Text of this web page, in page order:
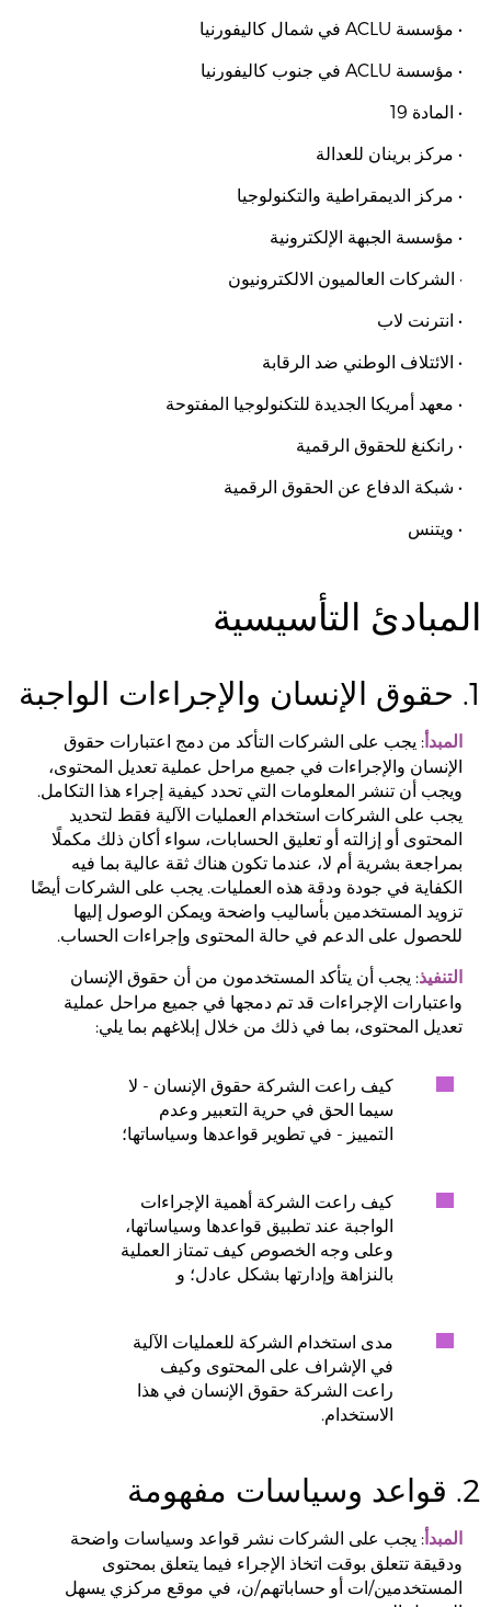
• مؤسسة ACLU في شمال كاليفورنيا
• مؤسسة ACLU في جنوب كاليفورنيا
• المادة 19
• مركز برينان للعدالة
• مركز الديمقراطية والتكنولوجيا
• مؤسسة الجبهة الإلكترونية
· الشركات العالميون الالكترونيون
• انترنت لاب
• الائتلاف الوطني ضد الرقابة
• معهد أمريكا الجديدة للتكنولوجيا المفتوحة
• رانكنغ للحقوق الرقمية
• شبكة الدفاع عن الحقوق الرقمية
• ويتنس
المبادئ التأسيسية
1. حقوق الإنسان والإجراءات الواجبة
المبدأ: يجب على الشركات التأكد من دمج اعتبارات حقوق
الإنسان والإجراءات في جميع مراحل عملية تعديل المحتوى،
ويجب أن تنشر المعلومات التي تحدد كيفية إجراء هذا التكامل.
يجب على الشركات استخدام العمليات الآلية فقط لتحديد
المحتوى أو إزالته أو تعليق الحسابات، سواء أكان ذلك مكملًا
بمراجعة بشرية أم لا، عندما تكون هناك ثقة عالية بما فيه
الكفاية في جودة ودقة هذه العمليات. يجب على الشركات أيضًا
تزويد المستخدمين بأساليب واضحة ويمكن الوصول إليها
للحصول على الدعم في حالة المحتوى وإجراءات الحساب.
التنفيذ: يجب أن يتأكد المستخدمون من أن حقوق الإنسان
واعتبارات الإجراءات قد تم دمجها في جميع مراحل عملية
تعديل المحتوى، بما في ذلك من خلال إبلاغهم بما يلي:
كيف راعت الشركة حقوق الإنسان - لا
سيما الحق في حرية التعبير وعدم
التمييز - في تطوير قواعدها وسياساتها؛
كيف راعت الشركة أهمية الإجراءات
الواجبة عند تطبيق قواعدها وسياساتها،
وعلى وجه الخصوص كيف تمتاز العملية
بالنزاهة وإدارتها بشكل عادل؛ و
مدى استخدام الشركة للعمليات الآلية
في الإشراف على المحتوى وكيف
راعت الشركة حقوق الإنسان في هذا
الاستخدام.
2. قواعد وسياسات مفهومة
المبدأ: يجب على الشركات نشر قواعد وسياسات واضحة
ودقيقة تتعلق بوقت اتخاذ الإجراء فيما يتعلق بمحتوى
المستخدمين/ات أو حساباتهم/ن، في موقع مركزي يسهل